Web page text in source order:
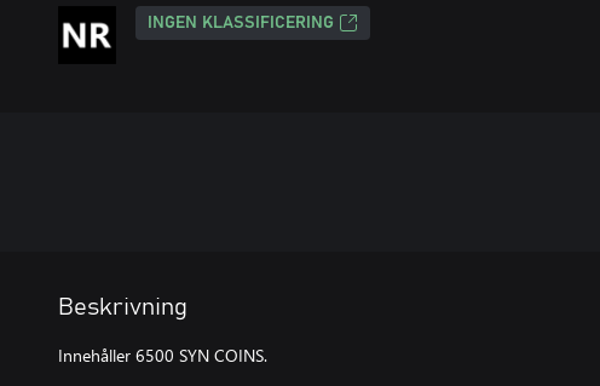
INGEN KLASSIFICERING
Beskrivning
Innehåller 6500 SYN COINS.